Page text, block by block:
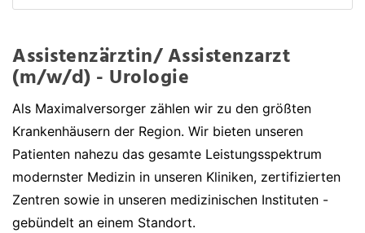
Assistenzärztin/ Assistenzarzt
(m/w/d) - Urologie
Als Maximalversorger zählen wir zu den größten
Krankenhäusern der Region. Wir bieten unseren
Patienten nahezu das gesamte Leistungsspektrum
modernster Medizin in unseren Kliniken, zertifizierten
Zentren sowie in unseren medizinischen Instituten -
gebündelt an einem Standort.